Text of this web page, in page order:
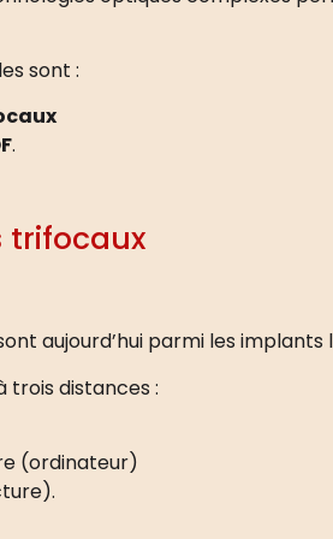
sont :
.
trifocaux
aujourd’hui parmi les
trois distances :
(ordinateur)